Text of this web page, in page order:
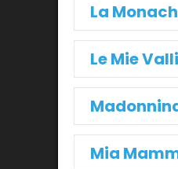
La
Le Mie Valli
Mia